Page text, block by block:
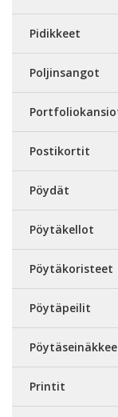
Pidikkeet
Poljinsangot
Postikortit
Pöydät
Pöytäkellot
Pöytäkoristeet
Pöytäpeilit
Printit